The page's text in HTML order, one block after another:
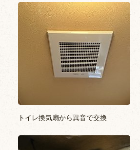
トイレ換気扇から異音で交換